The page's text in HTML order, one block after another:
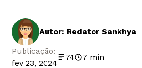
Autor: Redator Sankhya
Publicação:
fev 23, 2024
74 7 min